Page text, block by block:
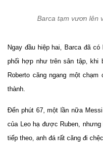
Barca tạm vươn lên
Ngay đầu hiệp hai, Barca đã
phối hợp như trên sân tập, khi
Roberto căng ngang một
thành.
Đến phút 67, một lần nữa
của Leo hạ được Ruben,
tiếp theo, anh đá rất căng đi